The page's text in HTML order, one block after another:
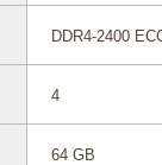
DDR4-2400
4
64 GB